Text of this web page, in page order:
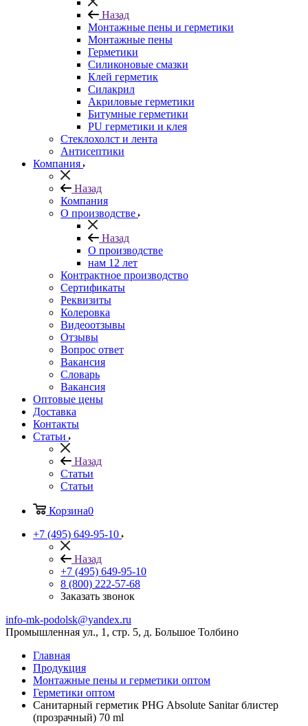
Назад
Монтажные пены и герметики
Монтажные пены
Герметики
Силиконовые смазки
Клей герметик
Силакрил
Акриловые герметики
Битумные герметики
PU герметики и клея
Стеклохолст и лента
Антисептики
Компания
Назад
Компания
О производстве
Назад
О производстве
нам 12 лет
Контрактное производство
Сертификаты
Реквизиты
Колеровка
Видеоотзывы
Отзывы
Вопрос ответ
Вакансия
Словарь
Вакансия
Оптовые цены
Доставка
Контакты
Статьи
Назад
Статьи
Статьи
Корзина0
+7 (495) 649-95-10
Назад
+7 (495) 649-95-10
8 (800) 222-57-68
Заказать звонок
info-mk-podolsk@yandex.ru
Промышленная ул., 1, стр. 5, д. Большое Толбино
Главная
Продукция
Монтажные пены и герметики оптом
Герметики оптом
Санитарный герметик PHG Absolute Sanitar блистер
(прозрачный) 70 ml